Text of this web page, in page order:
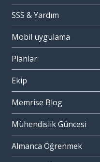
SSS & Yardım
Mobil uygulama
Planlar
Ekip
Memrise Blog
Mühendislik Güncesi
Almanca Öğrenmek